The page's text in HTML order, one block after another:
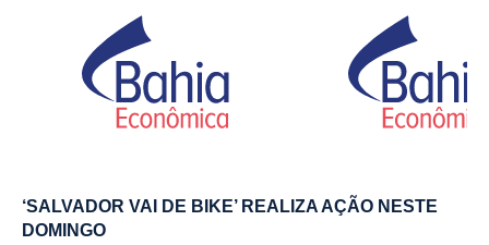
‘SALVADOR VAI DE BIKE’ REALIZA AÇÃO NESTE
DOMINGO